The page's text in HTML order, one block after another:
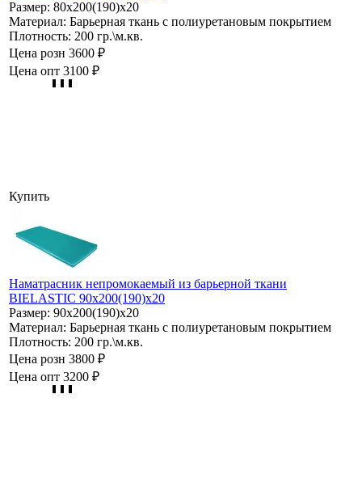
Размер: 80х200(190)х20
Материал: Барьерная ткань с полиуретановым покрытием
Плотность: 200 гр.\м.кв.
Цена розн 3600 ₽
Цена опт 3100 ₽
Купить
Наматрасник непромокаемый из барьерной ткани
BIELASTIC 90х200(190)х20
Размер: 90х200(190)х20
Материал: Барьерная ткань с полиуретановым покрытием
Плотность: 200 гр.\м.кв.
Цена розн 3800 ₽
Цена опт 3200 ₽